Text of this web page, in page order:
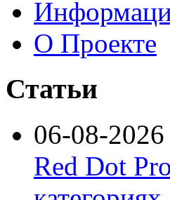
О Проекте
Статьи
06-08-2026
Red Dot